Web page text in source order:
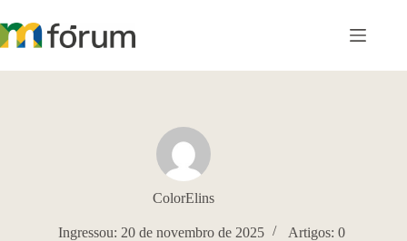
para
o
ColorElins
Ingressou: 20 de novembro de 2025 Artigos: 0